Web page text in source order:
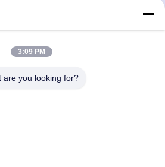
治
分
ン
なさ
ー G5 G6 インクジェット
予固化
最もよい価格を得なさ
3:09 PM
are you looking for?